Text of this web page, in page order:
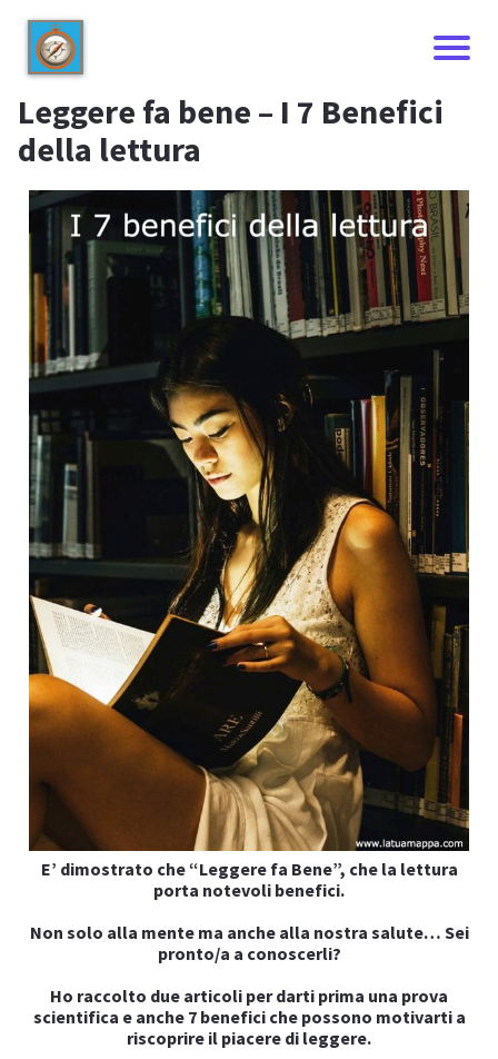
Leggere fa bene – I 7 Benefici
della lettura
E’ dimostrato che “Leggere fa Bene”, che la lettura
porta notevoli benefici.
Non solo alla mente ma anche alla nostra salute… Sei
pronto/a a conoscerli?
Ho raccolto due articoli per darti prima una prova
scientifica e anche 7 benefici che possono motivarti a
riscoprire il piacere di leggere.